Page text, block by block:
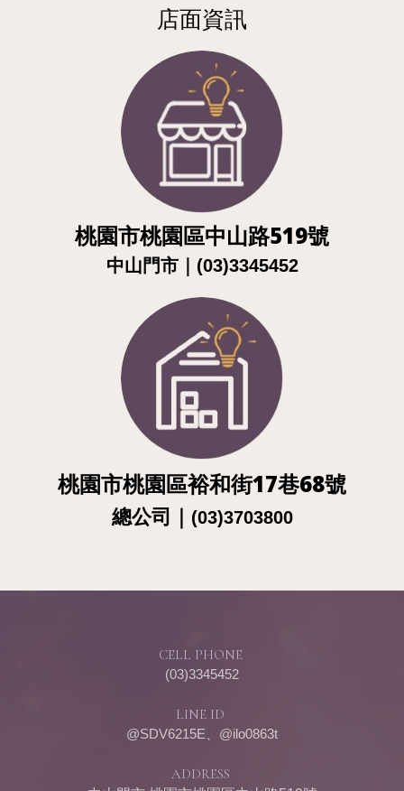
店面資訊
桃園市桃園區中山路519號
中山門市｜ (03)3345452
桃園市桃園區裕和街17巷68號
總公司 ｜ (03)3703800
CELL PHONE
(03)3345452
LINE ID
@SDV6215E、@ilo0863t
ADDRESS